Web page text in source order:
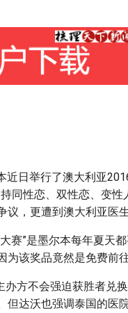
日举行了澳大利亚
同性恋、双性恋、变性
，更遭到澳大利亚医生
赛”是墨尔本每年夏天
该奖品竟然是免费前
办方不会强迫获胜者兑
但达沃也强调泰国的医